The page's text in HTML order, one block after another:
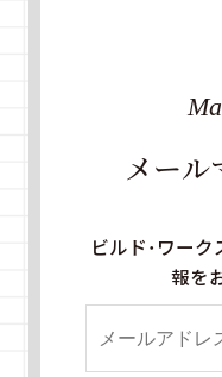
メール
ビルド・ワー
報を